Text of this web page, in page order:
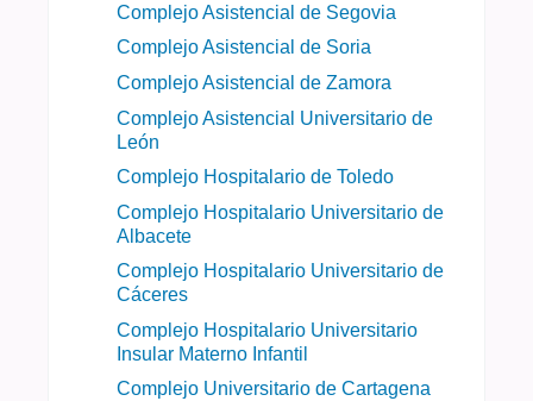
Complejo Asistencial de Segovia
Complejo Asistencial de Soria
Complejo Asistencial de Zamora
Complejo Asistencial Universitario de
León
Complejo Hospitalario de Toledo
Complejo Hospitalario Universitario de
Albacete
Complejo Hospitalario Universitario de
Cáceres
Complejo Hospitalario Universitario
Insular Materno Infantil
Complejo Universitario de Cartagena